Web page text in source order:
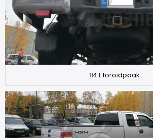
114 L toroidpaak